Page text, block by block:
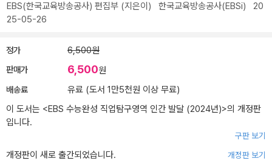
EBS(한국교육방송공사) 편집부 (지은이) 한국교육방송공사(EBSi) 20
25-05-26
정가 6,500원
판매가 6,500원
배송료
유료 (도서 1만5천원 이상 무료)
이 도서는 <EBS 수능완성 직업탐구영역 인간 발달 (2024년)>의 개정판
입니다.
구판 보기
개정판이 새로 출간되었습니다. 개정판 보기